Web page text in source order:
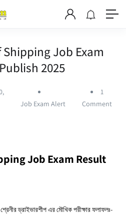
Job Exam
2025
Job Exam Alert
1
Comment
Job Exam Result
ড্রাইভারশীপ এর মৌখিক পরীক্ষার ফলাফলঃ-